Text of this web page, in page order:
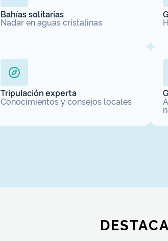
Bahías solitarias
Nadar en aguas cristalinas
Tripulación experta
Conocimientos y consejos locales